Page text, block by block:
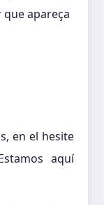
apareça
en el hesite
aquí